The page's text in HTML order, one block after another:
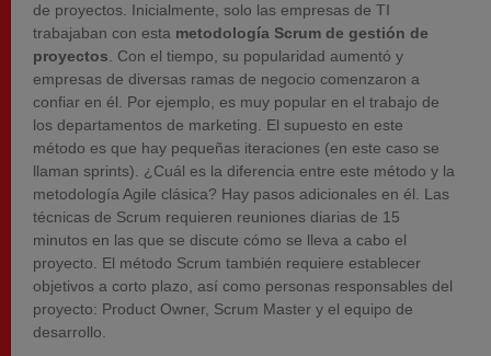
de proyectos. Inicialmente, solo las empresas de TI
trabajaban con esta metodología Scrum de gestión de
proyectos . Con el tiempo, su popularidad aumentó y
empresas de diversas ramas de negocio comenzaron a
confiar en él. Por ejemplo, es muy popular en el trabajo de
los departamentos de marketing. El supuesto en este
método es que hay pequeñas iteraciones (en este caso se
llaman sprints). ¿Cuál es la diferencia entre este método y la
metodología Agile clásica? Hay pasos adicionales en él. Las
técnicas de Scrum requieren reuniones diarias de 15
minutos en las que se discute cómo se lleva a cabo el
proyecto. El método Scrum también requiere establecer
objetivos a corto plazo, así como personas responsables del
proyecto: Product Owner, Scrum Master y el equipo de
desarrollo.